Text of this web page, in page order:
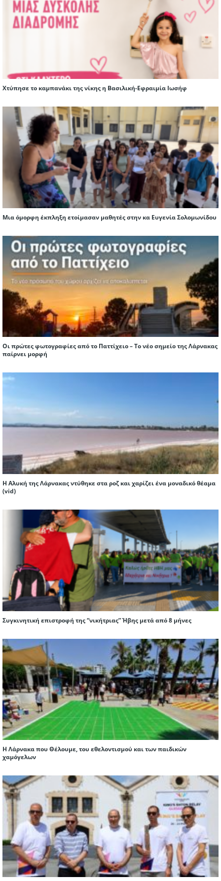
Χτύπησε το καμπανάκι της νίκης η Βασιλική-Εφραιμία Ιωσήφ
Μια όμορφη έκπληξη ετοίμασαν μαθητές στην κα Ευγενία Σολομωνίδου
Οι πρώτες φωτογραφίες από το Παττίχειο – Το νέο σημείο της Λάρνακας
παίρνει μορφή
Η Αλυκή της Λάρνακας ντύθηκε στα ροζ και χαρίζει ένα μοναδικό θέαμα
(vid)
Συγκινητική επιστροφή της “νικήτριας” Ήβης μετά από 8 μήνες
Η Λάρνακα που Θέλουμε, του εθελοντισμού και των παιδικών
χαμόγελων